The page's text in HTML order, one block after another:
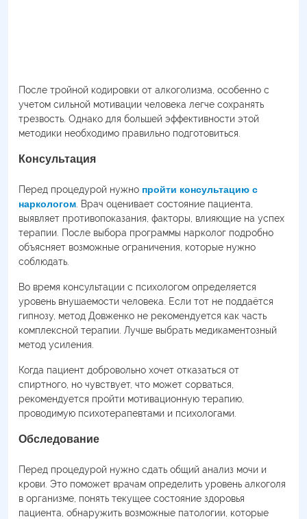
После тройной кодировки от алкоголизма, особенно с
учетом сильной мотивации человека легче сохранять
трезвость. Однако для большей эффективности этой
методики необходимо правильно подготовиться.
Консультация
Перед процедурой нужно пройти консультацию с
наркологом . Врач оценивает состояние пациента,
выявляет противопоказания, факторы, влияющие на успех
терапии. После выбора программы нарколог подробно
объясняет возможные ограничения, которые нужно
соблюдать.
Во время консультации с психологом определяется
уровень внушаемости человека. Если тот не поддаётся
гипнозу, метод Довженко не рекомендуется как часть
комплексной терапии. Лучше выбрать медикаментозный
метод усиления.
Когда пациент добровольно хочет отказаться от
спиртного, но чувствует, что может сорваться,
рекомендуется пройти мотивационную терапию,
проводимую психотерапевтами и психологами.
Обследование
Перед процедурой нужно сдать общий анализ мочи и
крови. Это поможет врачам определить уровень алкоголя
в организме, понять текущее состояние здоровья
пациента, обнаружить возможные патологии, которые